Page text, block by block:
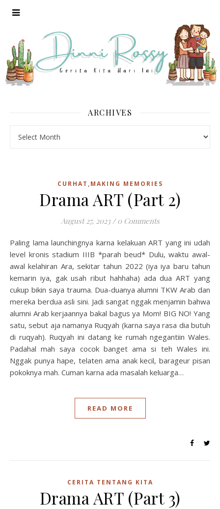
ARCHIVES
CURHAT,MAKING MEMORIES
Drama ART (Part 2)
August 27, 2023 / 0 Comments
Paling lama launchingnya karna kelakuan ART yang ini udah
level kronis stadium IIIB *parah beud* Dulu, waktu awal-
awal kelahiran Ara, sekitar tahun 2022 (iya iya baru tahun
kemarin iya, gak usah ribut hahhaha) ada dua ART yang
cukup bikin saya trauma. Dua-duanya alumni TKW Arab dan
mereka berdua asli sini. Jadi sangat nggak menjamin bahwa
alumni Arab kerjaannya bakal bagus ya Mom! BIG NO! Yang
satu, sebut aja namanya Ruqyah (karna saya rasa dia butuh
di ruqyah). Ruqyah ini datang ke rumah ngegantiin Wales.
Padahal mah saya cocok banget ama si teh Wales ini.
Nggak punya hape, telaten ama anak kecil, barageur pisan
pokoknya mah. Cuman karna ada masalah keluarga…
READ MORE
CERITA TENTANG KITA
Drama ART (Part 3)